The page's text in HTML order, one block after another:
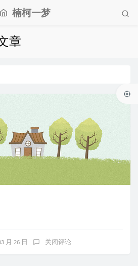
楠柯一梦
章
月 26 日 关闭评论